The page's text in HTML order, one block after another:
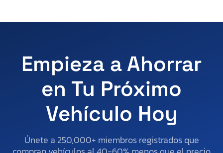
Empieza a Ahorrar
en Tu Próximo
Vehículo Hoy
Únete a 250,000+ miembros registrados que